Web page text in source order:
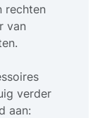
rechten
van
verder
aan: